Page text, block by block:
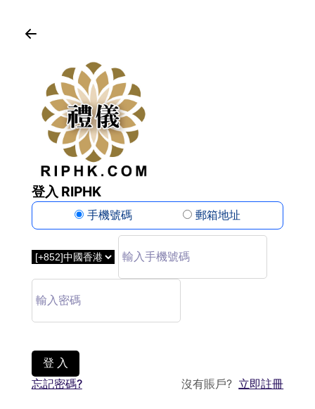
登入 RIPHK
手機號碼 郵箱地址
登 入
忘記密碼? 沒有賬戶? 立即註冊